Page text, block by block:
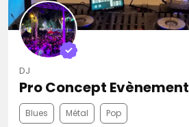
DJ
Pro Concept Evènement
Blues Métal Pop